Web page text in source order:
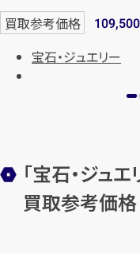
カン
買取参考価格 109,500
宝石・ジュエリー
「宝石・ジュ
買取参考価格